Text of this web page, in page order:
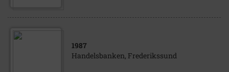
1987
Handelsbanken, Frederikssund